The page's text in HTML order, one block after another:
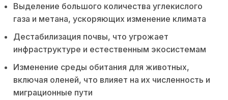
Выделение большого количества углекислого
газа и метана, ускоряющих изменение климата
Дестабилизация почвы, что угрожает
инфраструктуре и естественным экосистемам
Изменение среды обитания для животных,
включая оленей, что влияет на их численность и
миграционные пути